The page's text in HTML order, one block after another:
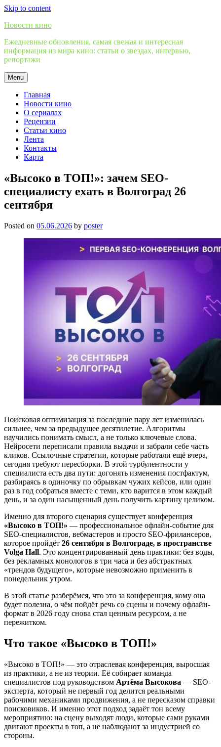
Skip to content
Новости кино
Ежедневные обновления, самая свежая и интересная
информация из мира кино: статьи о звездах, интервью,
репортажи
Menu
Главная
Новости кино
О сериалах
Рецензии
Статьи кино
Лента
Контакты
Карта
«Высоко в ТОП!»: зачем SEO-
специалисту ехать в Волгоград 26
сентября
Posted on 05.06.2026 by poster
Поисковая оптимизация за последние пару лет изменилась
сильнее, чем за предыдущее десятилетие. Алгоритмы
научились понимать смысл, а не только ключевые слова.
Нейросети переписали правила выдачи и забрали себе часть
кликов. Ссылочные стратегии, которые работали ещё вчера,
сегодня требуют пересборки. В этой турбулентности у
специалиста есть два пути: догонять изменения постфактум,
разбираясь в одиночку по обрывкам чужих кейсов, или один
раз в год собраться вместе с теми, кто варится в этом каждый
день, и за один насыщенный день получить картину целиком.
Именно для второго сценария существует конференция
«Высоко в ТОП!» — профессиональное офлайн-событие для
SEO-специалистов, вебмастеров и просто SEO-фрилансеров,
которое пройдёт 26 сентября в Волгограде, в пространстве
Volga Hall. Это концентрированный день практики: без воды,
без рекламных монологов в три часа и без абстрактных
«трендов будущего», которые невозможно применить в
понедельник утром.
В этой статье разберёмся, что это за конференция, кому она
будет полезна, о чём пойдёт речь со сцены и почему офлайн-
формат в 2026 году снова стал ценным ресурсом, а не
пережитком.
Что такое «Высоко в ТОП!»
«Высоко в ТОП!» — это отраслевая конференция, выросшая
из практики, а не из теории. Её собирает команда
специалистов под руководством Артёма Высокова — SEO-
эксперта, который не первый год делится реальными
рабочими механиками продвижения, а не пересказом справки
поисковиков. И именно этот подход задаёт тон всему
мероприятию: на сцену выходят люди, которые сами руками
двигают проекты в топ, а не наблюдают за индустрией со
стороны.